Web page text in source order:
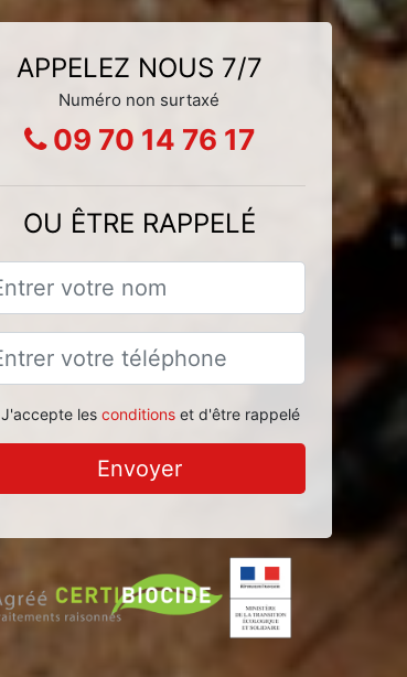
APPELEZ NOUS 7/7
Numéro non surtaxé
09 70 14 76 17
OU ÊTRE RAPPELÉ
J'accepte les conditionset d'être rappelé
Envoyer